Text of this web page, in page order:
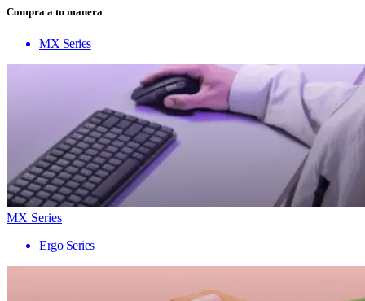
Compra a tu manera
MX Series
MX Series
Ergo Series